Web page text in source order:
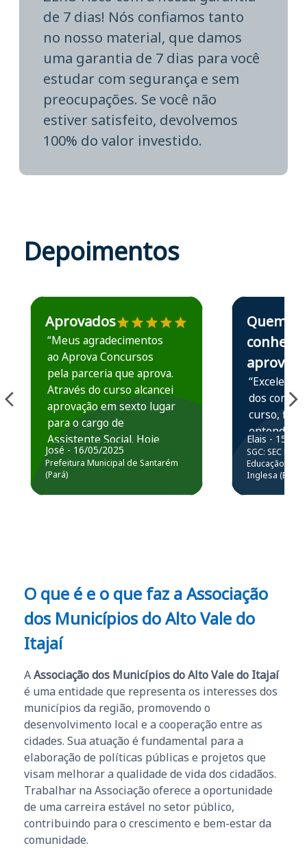
de 7 dias! Nós confiamos tanto
no nosso material, que damos
uma garantia de 7 dias para você
estudar com segurança e sem
preocupações. Se você não
estiver satisfeito, devolvemos
100% do valor investido.
Depoimentos
Estudante José recomenda o Aprova Concursos em
Aprovados
“Meus agradecimentos
ao Aprova Concursos
pela parceria que aprova.
Através do curso alcancei
aprovação em sexto lugar
para o cargo de
Assistente Social. Hoje
estou atuando na
Prefeitura de Santarém.
José - 16/05/2025
Prefeitura Municipal de Santarém
(Pará)
Estudante Elais
Quem
conhece,
aprova
“Excelente
dos
curso,
entender e
prática
resolução
questões.”
Elais - 15/07/
SGC: SEC BA
Educação
Inglesa (Edital
O que é e o que faz a Associação
dos Municípios do Alto Vale do
Itajaí
AAssociação dos Municípios do Alto Vale do Itajaí
é uma entidade que representa os interesses dos
municípios da região, promovendo o
desenvolvimento local e a cooperação entre as
cidades. Sua atuação é fundamental para a
elaboração de políticas públicas e projetos que
visam melhorar a qualidade de vida dos cidadãos.
Trabalhar na Associação oferece a oportunidade
de uma carreira estável no setor público,
contribuindo para o crescimento e bem-estar da
comunidade.